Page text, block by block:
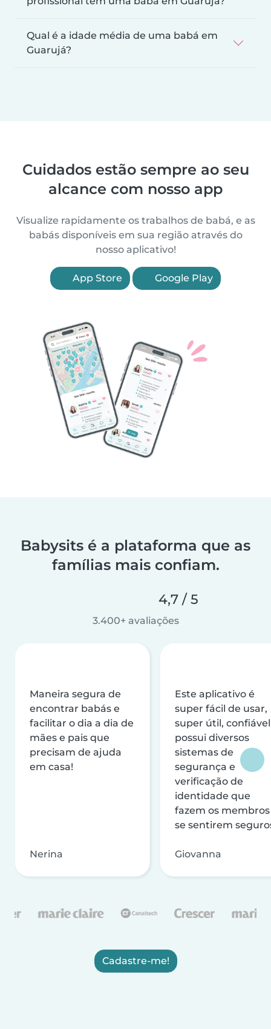
Qual é a idade média de uma babá em
Guarujá?
Cuidados estão sempre ao seu
alcance com nosso app
Visualize rapidamente os trabalhos de babá, e as
babás disponíveis em sua região através do
nosso aplicativo!
App Store Google Play
Babysits é a plataforma que as
famílias mais confiam.
4,7 / 5
3.400+ avaliações
Maneira segura de
encontrar babás e
facilitar o dia a dia de
mães e pais que
precisam de ajuda
em casa!
Nerina
Este aplicativo é
super fácil de usar,
super útil,
possui diversos
sistemas de
segurança e
verificação de
identidade que
fazem os membros
se sentirem
Giovanna
Cadastre-me!